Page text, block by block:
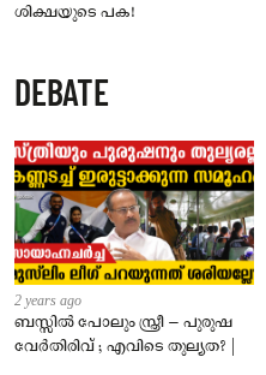
ശിക്ഷയുടെ പക!
DEBATE
2 years ago
ബസ്സിൽ പോലും സ്ത്രീ – പുരുഷ
വേർതിരിവ് ; എവിടെ തുല്യത? |